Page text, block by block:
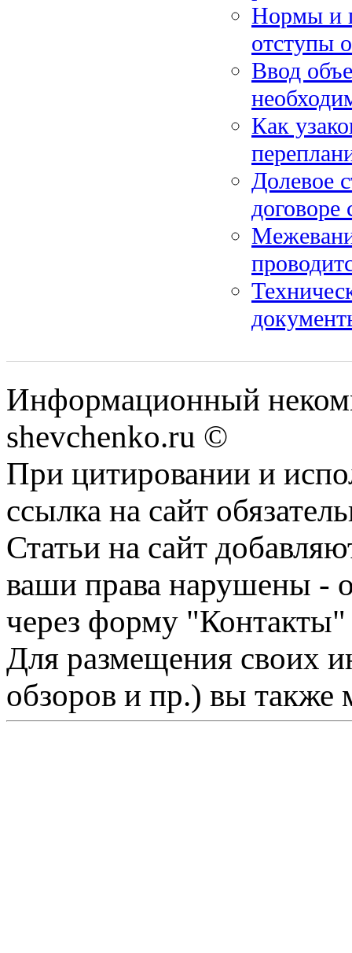
Нормы и
отступы
Ввод
Как
Долевое
договоре
Информационный
shevchenko.ru ©
При цитировании и
ссылка на сайт
Статьи на сайт
ваши права нарушены -
через форму "Контакты"
Для размещения своих
обзоров и пр.) вы также